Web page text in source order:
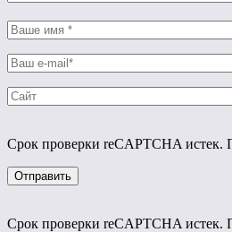
Срок проверки reCAPTCHA истек.
Срок проверки reCAPTCHA истек.